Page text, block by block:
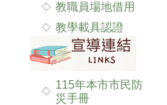
教職員場地借用
教學載具認證
115年本市市民防
災手冊